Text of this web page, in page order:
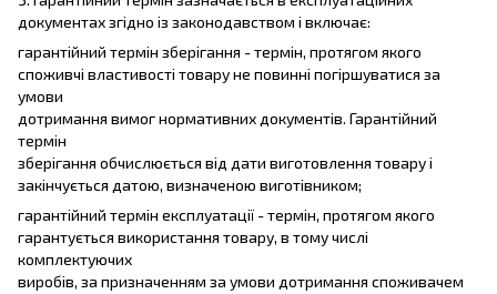
документах згідно із законодавством і включає:
гарантійний термін зберігання - термін, протягом якого
споживчі властивості товару не повинні погіршуватися за
умови
дотримання вимог нормативних документів. Гарантійний
термін
зберігання обчислюється від дати виготовлення товару і
закінчується датою, визначеною виготівником;
гарантійний термін експлуатації - термін, протягом якого
гарантується використання товару, в тому числі
комплектуючих
виробів, за призначенням за умови дотримання споживачем